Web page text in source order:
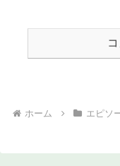
ホーム エピソ